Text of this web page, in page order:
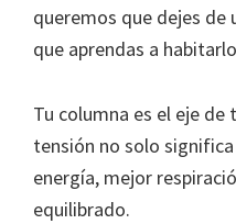
queremos que dejes de
que aprendas a
Tu columna es el eje de
tensión no solo
energía, mejor
equilibrado.